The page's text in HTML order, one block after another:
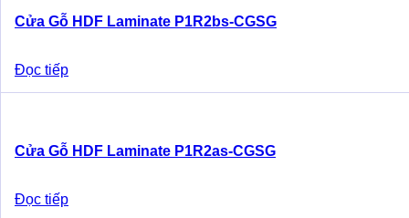
Cửa Gỗ HDF Laminate P1R2bs-CGSG
Đọc tiếp
Cửa Gỗ HDF Laminate P1R2as-CGSG
Đọc tiếp